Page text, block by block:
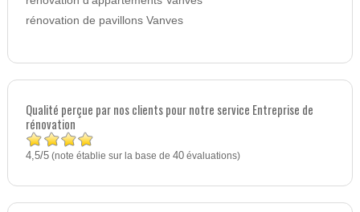
rénovation de pavillons Vanves
Qualité perçue par nos clients pour notre service Entreprise de
rénovation
4,5/5(note établie sur la base de 40évaluations)